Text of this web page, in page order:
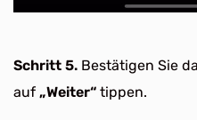
Schritt 5. Bestätigen Sie
auf „Weiter“ tippen.